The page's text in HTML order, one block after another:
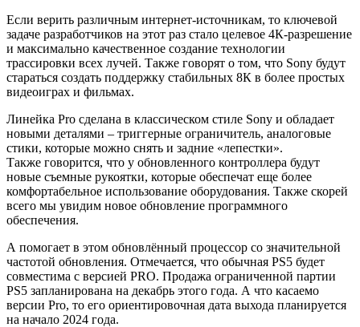
Если верить различным интернет-источникам, то ключевой
задаче разработчиков на этот раз стало целевое 4К-разрешение
и максимально качественное создание технологии
трассировки всех лучей. Также говорят о том, что Sony будут
стараться создать поддержку стабильных 8К в более простых
видеоиграх и фильмах.
Линейка Pro сделана в классическом стиле Sony и обладает
новыми деталями – триггерные ограничитель, аналоговые
стики, которые можно снять и задние «лепестки».
Также говорится, что у обновленного контроллера будут
новые съемные рукоятки, которые обеспечат еще более
комфортабельное использование оборудования. Также скорей
всего мы увидим новое обновление программного
обеспечения.
А помогает в этом обновлённый процессор со значительной
частотой обновления. Отмечается, что обычная PS5 будет
совместима с версией PRO. Продажа ограниченной партии
PS5 запланирована на декабрь этого года. А что касаемо
версии Pro, то его ориентировочная дата выхода планируется
на начало 2024 года.